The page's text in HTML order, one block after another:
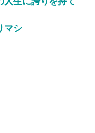
マシ